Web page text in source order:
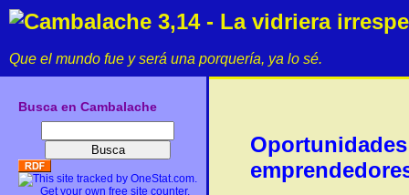
Cambalache 3,14 - La vidriera
Que el mundo fue y será una porquería, ya lo sé.
Busca en Cambalache